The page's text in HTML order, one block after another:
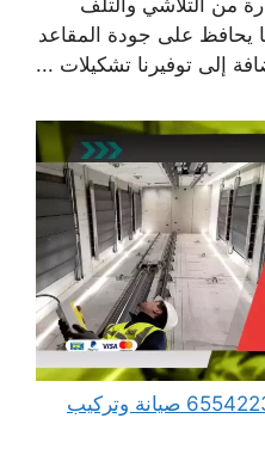
من التلاشي والتلف
يحافظ على جودة المقاعد
إلى توفيرنا تشكيلات ...
صيانة مصاعد في الكويت 65542233 صيانة وتركيب